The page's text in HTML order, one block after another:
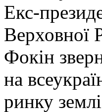
Екс-
Верховної
Фокін
на
ринку